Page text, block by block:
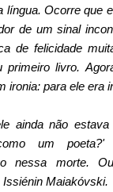
língua. Ocorre que
de um sinal
de felicidade
primeiro livro.
ironia: para ele era
ainda não
um
nessa morte.
Maiakóvski.